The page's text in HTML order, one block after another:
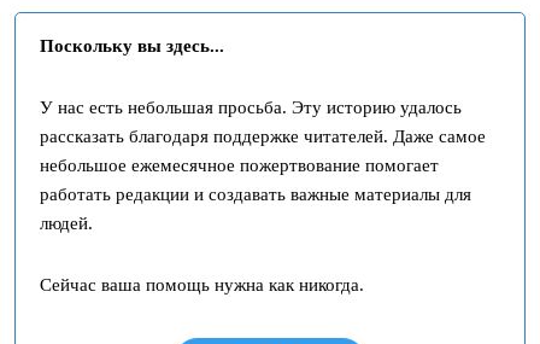
Поскольку вы здесь...
У нас есть небольшая просьба. Эту историю удалось
рассказать благодаря поддержке читателей. Даже самое
небольшое ежемесячное пожертвование помогает
работать редакции и создавать важные материалы для
людей.
Сейчас ваша помощь нужна как никогда.